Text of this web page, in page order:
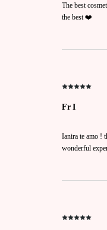
The best
the best ❤️
Fr I
Ianira te amo !
wonderful